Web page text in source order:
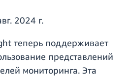
2024 г.
теперь поддерживает
представлений
мониторинга. Эта